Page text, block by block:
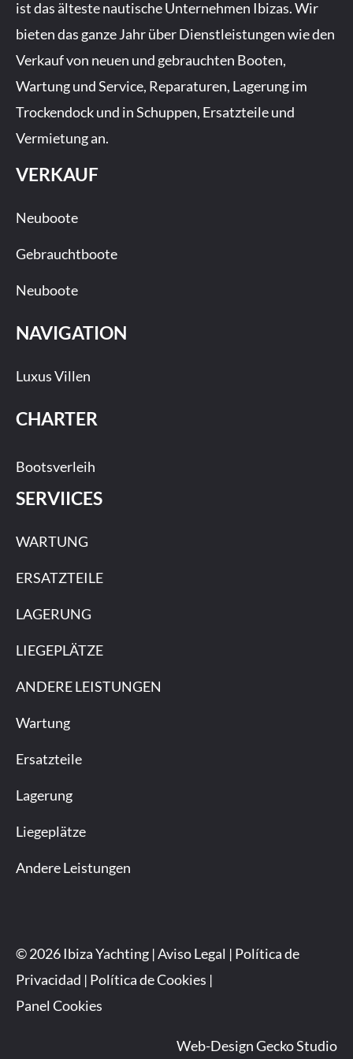
o
k
-
r
a
m
e
ist das älteste nautische Unternehmen Ibizas. Wir
bieten das ganze Jahr über Dienstleistungen wie den
Verkauf von neuen und gebrauchten Booten,
Wartung und Service, Reparaturen, Lagerung im
Trockendock und in Schuppen, Ersatzteile und
Vermietung an.
VERKAUF
Neuboote
Gebrauchtboote
Neuboote
NAVIGATION
Luxus Villen
CHARTER
Bootsverleih
SERVIICES
WARTUNG
ERSATZTEILE
LAGERUNG
LIEGEPLÄTZE
ANDERE LEISTUNGEN
Wartung
Ersatzteile
Lagerung
Liegeplätze
Andere Leistungen
© 2026 Ibiza Yachting |Aviso Legal | Política de
Privacidad | Política de Cookies |
Panel Cookies
Web-DesignGecko Studio